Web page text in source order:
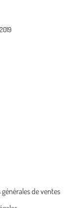
de ventes